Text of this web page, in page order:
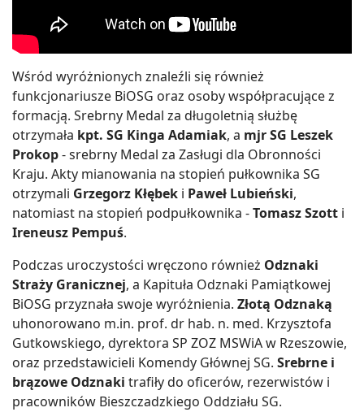
Wśród wyróżnionych znaleźli się również
funkcjonariusze BiOSG oraz osoby współpracujące z
formacją. Srebrny Medal za długoletnią służbę
otrzymała kpt. SG Kinga Adamiak, a mjr SG Leszek
Prokop- srebrny Medal za Zasługi dla Obronności
Kraju. Akty mianowania na stopień pułkownika SG
otrzymali Grzegorz Kłębek i Paweł Lubieński,
natomiast na stopień podpułkownika -Tomasz Szott i
Ireneusz Pempuś.
Podczas uroczystości wręczono również Odznaki
Straży Granicznej, a Kapituła Odznaki Pamiątkowej
BiOSG przyznała swoje wyróżnienia. Złotą Odznaką
uhonorowano m.in. prof. dr hab. n. med. Krzysztofa
Gutkowskiego, dyrektora SP ZOZ MSWiA w Rzeszowie,
oraz przedstawicieli Komendy Głównej SG. Srebrne i
brązowe Odznaki trafiły do oficerów, rezerwistów i
pracowników Bieszczadzkiego Oddziału SG.